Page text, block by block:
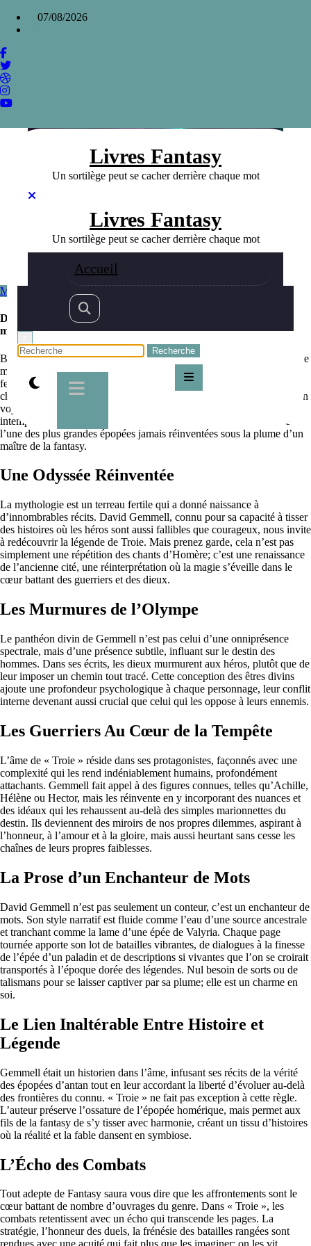
contenu
07/08/2026
Livres Fantasy
Un sortilège peut se cacher derrière chaque mot
Livres Fantasy
Un sortilège peut se cacher derrière chaque mot
Accueil
Découvrez Troie de David Gemmell, une
relecture fantasy de la mythologie
Meilleurs livres Fantasy
Découvrez Troie de David Gemmell, une relecture fantasy de la
mythologie
Bienvenue, nobles aventuriers et quêteurs de sagas épiques au cœur de
mondes où la magie et le mythe s’entremêlent. En tant que Julien,
fervent défenseur des récits fantastiques et auteur de quelques
chroniques de magie moi-même, je suis ravi de vous emmener dans un
voyage à travers la prose de l’illustre David Gemmell et son œuvre
intemporelle : « Troie ». Approchez, que je vous narre l’histoire de
l’une des plus grandes épopées jamais réinventées sous la plume d’un
maître de la fantasy.
Une Odyssée Réinventée
La mythologie est un terreau fertile qui a donné naissance à
d’innombrables récits. David Gemmell, connu pour sa capacité à tisser
des histoires où les héros sont aussi fallibles que courageux, nous invite
à redécouvrir la légende de Troie. Mais prenez garde, cela n’est pas
simplement une répétition des chants d’Homère; c’est une renaissance
de l’ancienne cité, une réinterprétation où la magie s’éveille dans le
cœur battant des guerriers et des dieux.
Les Murmures de l’Olympe
Le panthéon divin de Gemmell n’est pas celui d’une onniprésence
spectrale, mais d’une présence subtile, influant sur le destin des
hommes. Dans ses écrits, les dieux murmurent aux héros, plutôt que de
leur imposer un chemin tout tracé. Cette conception des êtres divins
ajoute une profondeur psychologique à chaque personnage, leur conflit
interne devenant aussi crucial que celui qui les oppose à leurs ennemis.
Les Guerriers Au Cœur de la Tempête
L’âme de « Troie » réside dans ses protagonistes, façonnés avec une
complexité qui les rend indéniablement humains, profondément
attachants. Gemmell fait appel à des figures connues, telles qu’Achille,
Hélène ou Hector, mais les réinvente en y incorporant des nuances et
des idéaux qui les rehaussent au-delà des simples marionnettes du
destin. Ils deviennent des miroirs de nos propres dilemmes, aspirant à
l’honneur, à l’amour et à la gloire, mais aussi heurtant sans cesse les
chaînes de leurs propres faiblesses.
La Prose d’un Enchanteur de Mots
David Gemmell n’est pas seulement un conteur, c’est un enchanteur de
mots. Son style narratif est fluide comme l’eau d’une source ancestrale
et tranchant comme la lame d’une épée de Valyria. Chaque page
tournée apporte son lot de batailles vibrantes, de dialogues à la finesse
de l’épée d’un paladin et de descriptions si vivantes que l’on se croirait
transportés à l’époque dorée des légendes. Nul besoin de sorts ou de
talismans pour se laisser captiver par sa plume; elle est un charme en
soi.
Le Lien Inaltérable Entre Histoire et
Légende
Gemmell était un historien dans l’âme, infusant ses récits de la vérité
des épopées d’antan tout en leur accordant la liberté d’évoluer au-delà
des frontières du connu. « Troie » ne fait pas exception à cette règle.
L’auteur préserve l’ossature de l’épopée homérique, mais permet aux
fils de la fantasy de s’y tisser avec harmonie, créant un tissu d’histoires
où la réalité et la fable dansent en symbiose.
L’Écho des Combats
Tout adepte de Fantasy saura vous dire que les affrontements sont le
cœur battant de nombre d’ouvrages du genre. Dans « Troie », les
combats retentissent avec un écho qui transcende les pages. La
stratégie, l’honneur des duels, la frénésie des batailles rangées sont